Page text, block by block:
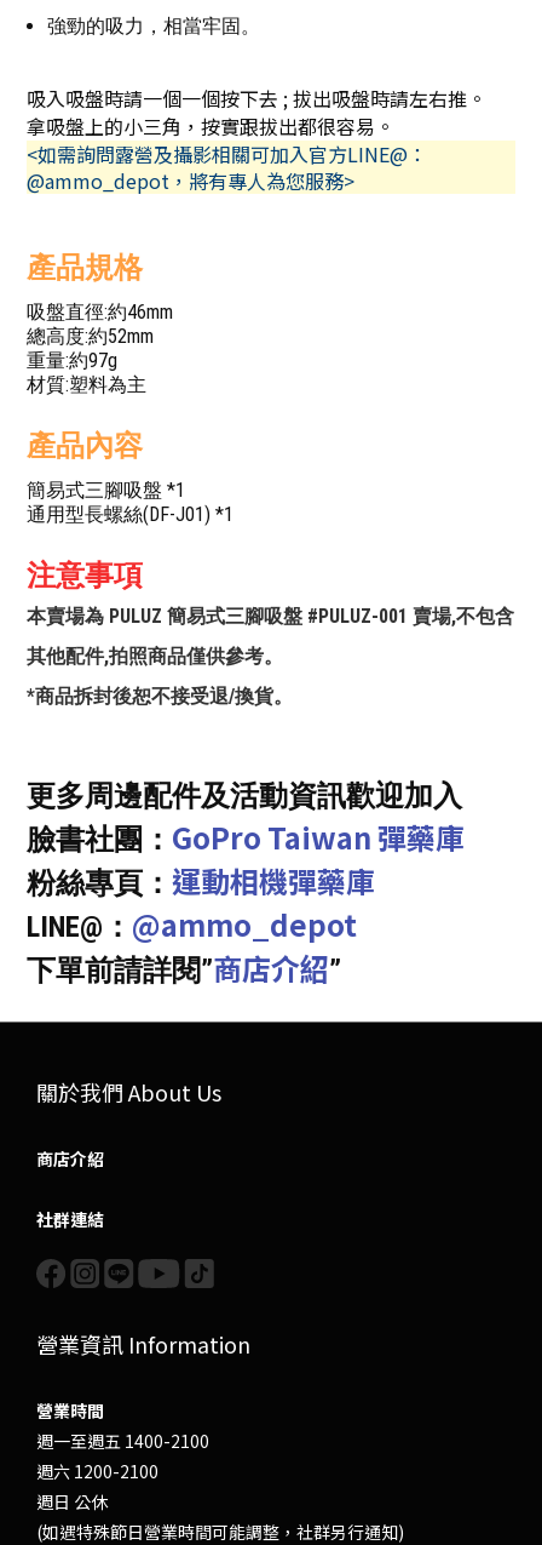
強勁的吸力，相當牢固。
吸入吸盤時請一個一個按下去 ; 拔出吸盤時請左右推。
拿吸盤上的小三角，按實跟拔出都很容易。
<如需詢問露營及攝影相關可加入官方LINE@：
@ammo_depot，將有專人為您服務>
產品規格
吸盤直徑:約46mm
總高度:約52mm
重量:約97g
材質:塑料為主
產品內容
簡易式三腳吸盤 *1
通用型長螺絲(DF-J01) *1
注意事項
本賣場為 PULUZ 簡易式三腳吸盤 #PULUZ-001 賣場,不包含
其他配件,拍照商品僅供參考。
*商品拆封後恕不接受退/換貨。
更多周邊配件及活動資訊歡迎加入
臉書社團： GoPro Taiwan 彈藥庫
粉絲專頁： 運動相機彈藥庫
LINE@： @ammo_depot
下單前請詳閱”商店介紹”
關於我們 About Us
商店介紹
社群連結
營業資訊 Information
營業時間
週一至週五 1400-2100
週六 1200-2100
週日 公休
(如遇特殊節日營業時間可能調整，社群另行通知)